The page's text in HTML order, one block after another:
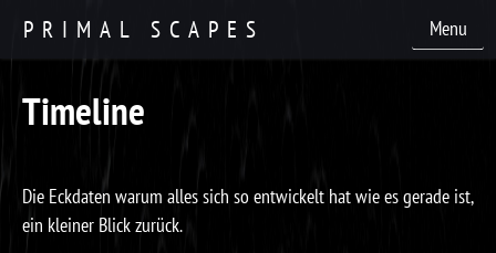
PRIMAL SCAPES Menu
Timeline
Die Eckdaten warum alles sich so entwickelt hat wie es gerade ist,
ein kleiner Blick zurück.